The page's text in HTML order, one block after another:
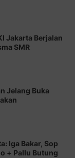
Jakarta Berjalan
SMR
Jelang Buka
Iga Bakar, Sop
+ Pallu Butung